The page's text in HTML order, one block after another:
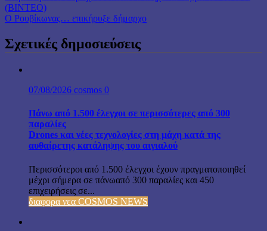
(ΒΙΝΤΕΟ)
Ο Ρουβίκωνας… επικήρυξε δήμαρχο
Σχετικές δημοσιεύσεις
07/08/2026 cosmos 0
Πάνω από 1.500 έλεγχοι σε περισσότερες από 300
παραλίες
Drones και νέες τεχνολογίες στη μάχη κατά της
αυθαίρετης κατάληψης του αιγιαλού
Περισσότεροι από 1.500 έλεγχοι έχουν πραγματοποιηθεί
μέχρι σήμερα σε πάνωαπό 300 παραλίες και 450
επιχειρήσεις σε...
διαφορα νεα COSMOS NEWS